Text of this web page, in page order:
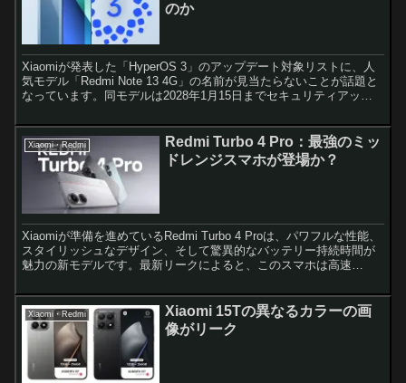
のか
Xiaomiが発表した「HyperOS 3」のアップデート対象リストに、人
気モデル「Redmi Note 13 4G」の名前が見当たらないことが話題と
なっています。同モデルは2028年1月15日までセキュリティアップ
Xiaomi・Redmi
Redmi Turbo 4 Pro：最強のミッ
ドレンジスマホが登場か？
Xiaomiが準備を進めているRedmi Turbo 4 Proは、パワフルな性能、
スタイリッシュなデザイン、そして驚異的なバッテリー持続時間が
魅力の新モデルです。最新リークによると、このスマホは高速
Xiaomi・Redmi
Xiaomi 15Tの異なるカラーの画
像がリーク